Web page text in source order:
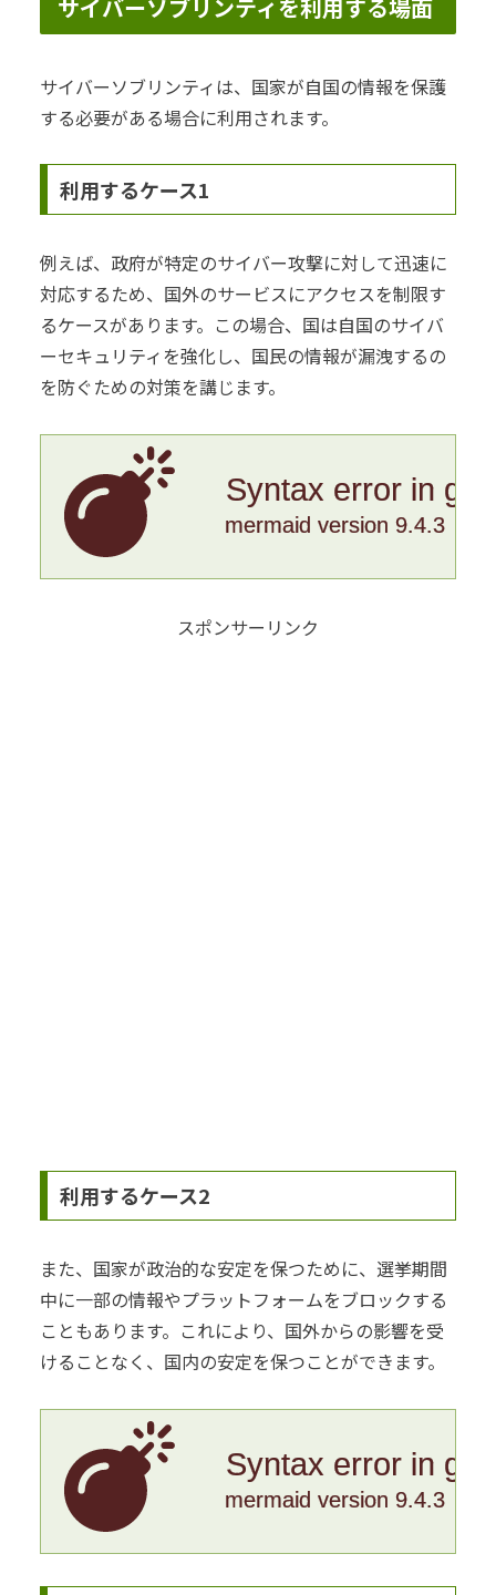
サイバーソブリンティを利用する場面
サイバーソブリンティは、国家が自国の情報を保護
する必要がある場合に利用されます。
利用するケース1
例えば、政府が特定のサイバー攻撃に対して迅速に
対応するため、国外のサービスにアクセスを制限す
るケースがあります。この場合、国は自国のサイバ
ーセキュリティを強化し、国民の情報が漏洩するの
を防ぐための対策を講じます。
Syntax error in
mermaid version 9.4.3
スポンサーリンク
利用するケース2
また、国家が政治的な安定を保つために、選挙期間
中に一部の情報やプラットフォームをブロックする
こともあります。これにより、国外からの影響を受
けることなく、国内の安定を保つことができます。
Syntax error in
mermaid version 9.4.3